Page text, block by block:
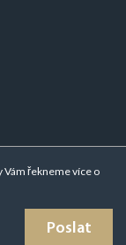
Vám řekneme více o
Poslat